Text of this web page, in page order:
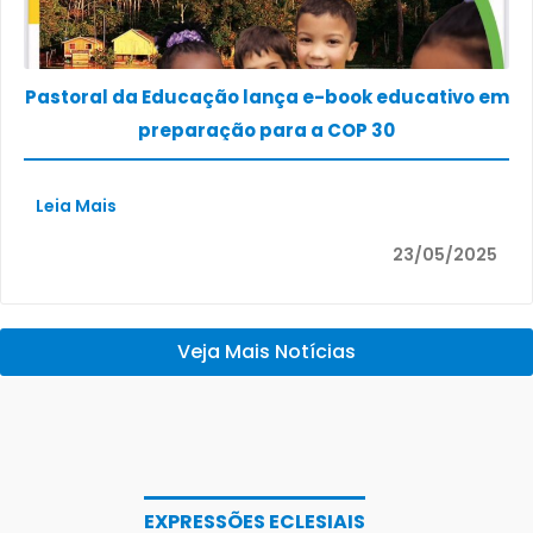
Pastoral da Educação lança e-book educativo em
preparação para a COP 30
Leia Mais
23/05/2025
Veja Mais Notícias
EXPRESSÕES ECLESIAIS